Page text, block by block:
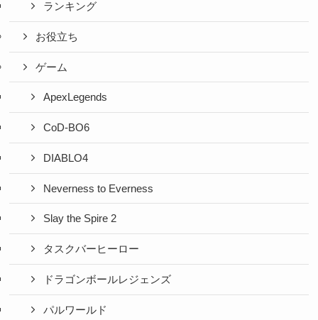
ランキング
お役立ち
ゲーム
ApexLegends
CoD-BO6
DIABLO4
Neverness to Everness
Slay the Spire 2
タスクバーヒーロー
ドラゴンボールレジェンズ
パルワールド